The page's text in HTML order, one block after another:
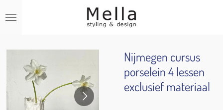
direct
Nijmegen cursus
porselein 4 lessen
exclusief materiaal